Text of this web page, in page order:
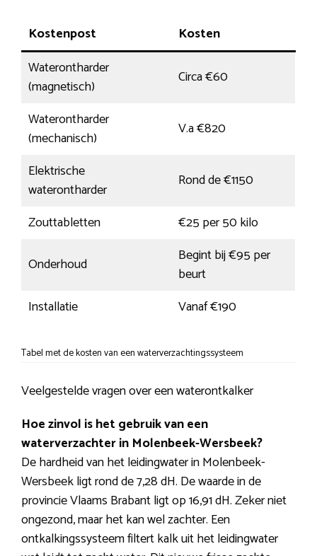
Kostenpost
Kosten
Waterontharder
(magnetisch)
Circa €60
Waterontharder
(mechanisch)
V.a €820
Elektrische
waterontharder
Rond de €1150
Zouttabletten
€25 per 50 kilo
Onderhoud
Begint bij €95 per
beurt
Installatie
Vanaf €190
Tabel met de kosten van een waterverzachtingssysteem
Veelgestelde vragen over een waterontkalker
Hoe zinvol is het gebruik van een
waterverzachter in Molenbeek-Wersbeek?
De hardheid van het leidingwater in Molenbeek-
Wersbeek ligt rond de 7,28 dH. De waarde in de
provincie Vlaams Brabant ligt op 16,91 dH. Zeker niet
ongezond, maar het kan wel zachter. Een
ontkalkingssysteem filtert kalk uit het leidingwater